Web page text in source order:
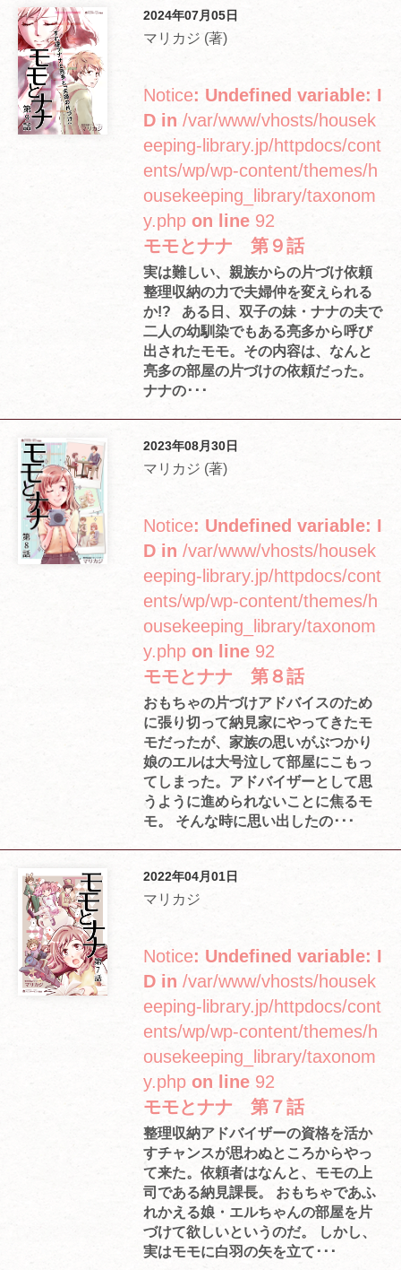
2024年07月05日
マリカジ (著)
Notice: Undefined variable: I
D in /var/www/vhosts/housek
eeping-library.jp/httpdocs/cont
ents/wp/wp-content/themes/h
ousekeeping_library/taxonom
y.php on line 92
モモとナナ 第９話
実は難しい、親族からの片づけ依頼
整理収納の力で夫婦仲を変えられる
か!? ある日、双子の妹・ナナの夫で
二人の幼馴染でもある亮多から呼び
出されたモモ。その内容は、なんと
亮多の部屋の片づけの依頼だった。
ナナの･･･
2023年08月30日
マリカジ (著)
Notice: Undefined variable: I
D in /var/www/vhosts/housek
eeping-library.jp/httpdocs/cont
ents/wp/wp-content/themes/h
ousekeeping_library/taxonom
y.php on line 92
モモとナナ 第８話
おもちゃの片づけアドバイスのため
に張り切って納見家にやってきたモ
モだったが、家族の思いがぶつかり
娘のエルは大号泣して部屋にこもっ
てしまった。アドバイザーとして思
うように進められないことに焦るモ
モ。 そんな時に思い出したの･･･
2022年04月01日
マリカジ
Notice: Undefined variable: I
D in /var/www/vhosts/housek
eeping-library.jp/httpdocs/cont
ents/wp/wp-content/themes/h
ousekeeping_library/taxonom
y.php on line 92
モモとナナ 第７話
整理収納アドバイザーの資格を活か
すチャンスが思わぬところからやっ
て来た。依頼者はなんと、モモの上
司である納見課長。 おもちゃであふ
れかえる娘・エルちゃんの部屋を片
づけて欲しいというのだ。 しかし、
実はモモに白羽の矢を立て･･･